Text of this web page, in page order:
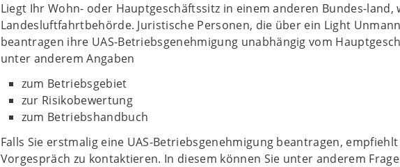
Liegt Ihr Wohn- oder Hauptgeschäftssitz in einem anderen Bundes-
Landesluftfahrtbehörde. Juristische Personen, die über ein Light
beantragen ihre UAS-Betriebsgenehmigung unabhängig vom
unter anderem Angaben
zum Betriebsgebiet
zur Risikobewertung
zum Betriebshandbuch
Falls Sie erstmalig eine UAS-Betriebsgenehmigung beantragen,
Vorgespräch zu kontaktieren. In diesem können Sie unter anderem